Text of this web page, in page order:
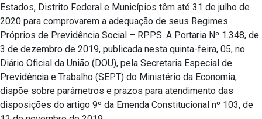
Estados, Distrito Federal e Municípios têm até 31 de julho de
2020 para comprovarem a adequação de seus Regimes
Próprios de Previdência Social – RPPS. A Portaria Nº 1.348, de
3 de dezembro de 2019, publicada nesta quinta-feira, 05, no
Diário Oficial da União (DOU), pela Secretaria Especial de
Previdência e Trabalho (SEPT) do Ministério da Economia,
dispõe sobre parâmetros e prazos para atendimento das
disposições do artigo 9º da Emenda Constitucional nº 103, de